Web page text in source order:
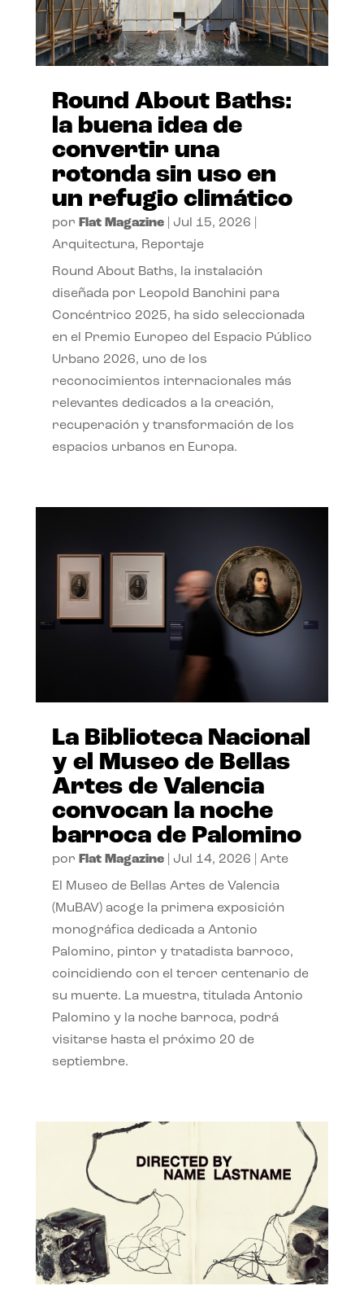
Round About Baths:
la buena idea de
convertir una
rotonda sin uso en
un refugio climático
por Flat Magazine| Jul 15, 2026
Arquitectura, Reportaje
Round About Baths, la instalación
diseñada por Leopold Banchini para
Concéntrico 2025, ha sido seleccionada
en el Premio Europeo del Espacio Público
Urbano 2026, uno de los
reconocimientos internacionales más
relevantes dedicados a la creación,
recuperación y transformación de los
espacios urbanos en Europa.
La Biblioteca Nacional
y el Museo de Bellas
Artes de Valencia
convocan la noche
barroca de Palomino
por Flat Magazine| Jul 14, 2026 Arte
El Museo de Bellas Artes de Valencia
(MuBAV) acoge la primera exposición
monográfica dedicada a Antonio
Palomino, pintor y tratadista barroco,
coincidiendo con el tercer centenario de
su muerte. La muestra, titulada Antonio
Palomino y la noche barroca, podrá
visitarse hasta el próximo 20 de
septiembre.